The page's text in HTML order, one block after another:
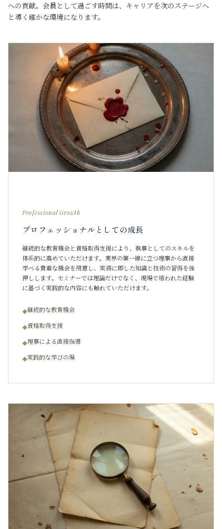
への貢献。会員として過ごす時間は、キャリアを次のステージへ
と導く確かな環境になります。
Professional Growth
プロフェッショナルとしての成長
継続的な教育機会と資格取得支援により、執事としてのスキルを
体系的に高めていただけます。業界の第一線に立つ理事から直接
学べる貴重な機会を用意し、実務に即した知識と技術の習得を後
押しします。セミナーでは理論だけでなく、現場で培われた経験
に基づく実践的な内容にも触れていただけます。
◆継続的な教育機会
◆資格取得支援
◆理事による直接指導
◆実践的な学びの場